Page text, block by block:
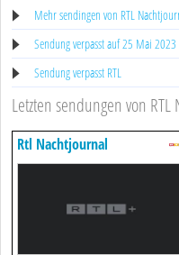
Mehr sendingen von RTL
Sendung verpasst auf 25 Mai 2023
Sendung verpasst RTL
Letzten sendungen von
Rtl Nachtjournal